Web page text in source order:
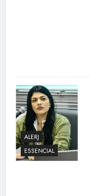
ALERJ
ESSENCIAL